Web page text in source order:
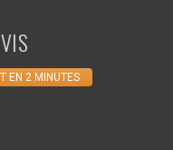
EN 2 MINUTES